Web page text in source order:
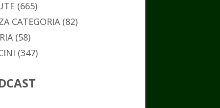
(665)
CATEGORIA(82)
(58)
(347)